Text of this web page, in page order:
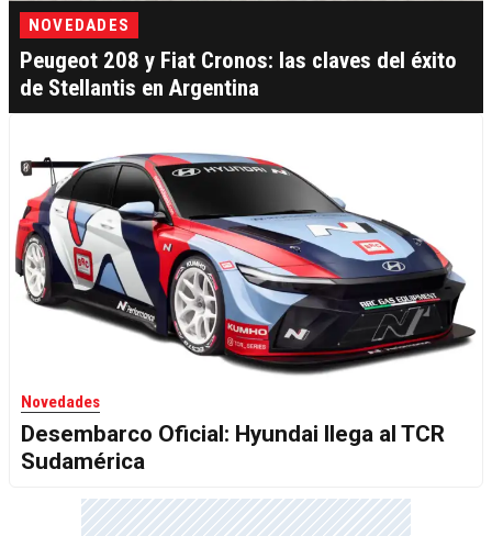
NOVEDADES
Peugeot 208 y Fiat Cronos: las claves del éxito
de Stellantis en Argentina
Novedades
Desembarco Oficial: Hyundai llega al TCR
Sudamérica